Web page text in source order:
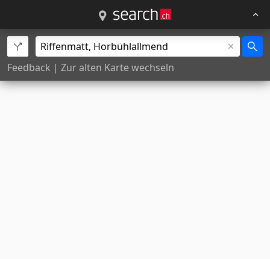
Feedback | Zur alten Karte wechseln